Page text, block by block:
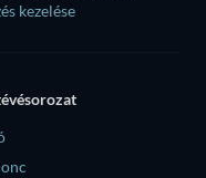
kezelése